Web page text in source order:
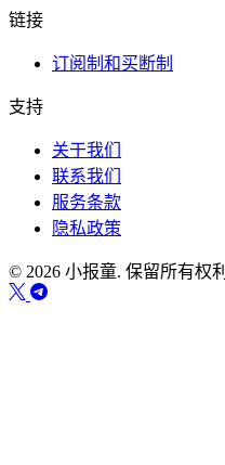
链接
订阅制和买断制
支持
关于我们
联系我们
服务条款
隐私政策
© 2026 小报童. 保留所有权利